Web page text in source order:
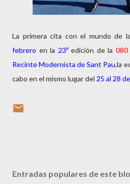
La primera cita con el mundo de
febrero en la 23ºedición de la
Recinte Modernista de Sant Pau,la
cabo en el mismo lugar del 25 al 28
Entradas populares de este